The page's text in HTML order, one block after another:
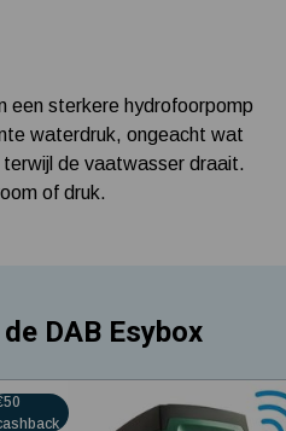
een sterkere hydrofoorpomp
waterdruk, ongeacht wat
de vaatwasser draait.
of druk.
DAB Esybox